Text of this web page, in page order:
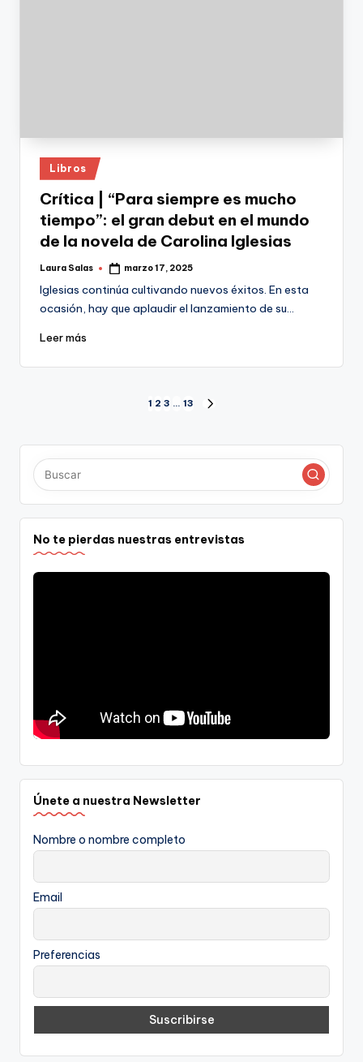
Publicado
en
Libros
Crítica | “Para siempre es mucho
tiempo”: el gran debut en el mundo
de la novela de Carolina Iglesias
Publicado
Laura Salas marzo 17, 2025
Iglesias continúa cultivando nuevos éxitos. En esta
ocasión, hay que aplaudir el lanzamiento de su…
Leer más
Paginación
de
entradas
1 2 3 … 13
No te pierdas nuestras entrevistas
Únete a nuestra Newsletter
Nombre o nombre completo
Email
Preferencias